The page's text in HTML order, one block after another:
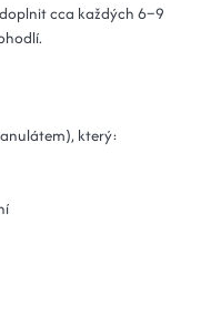
cca každých 6–9
který: